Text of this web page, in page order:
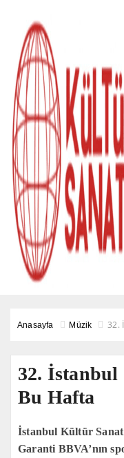
Anasayfa Müzik 32.
32. İstanbul
Bu Hafta
İstanbul Kültür Sanat
Garanti BBVA’nın